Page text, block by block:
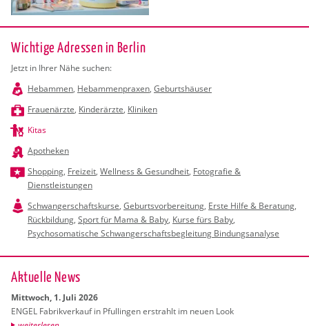
Wichtige Adressen in Berlin
Jetzt in Ihrer Nähe suchen:
Hebammen, Hebammenpraxen, Geburtshäuser
Frauenärzte, Kinderärzte, Kliniken
Kitas
Apotheken
Shopping, Freizeit, Wellness & Gesundheit, Fotografie &
Dienstleistungen
Schwangerschaftskurse, Geburtsvorbereitung, Erste Hilfe & Beratung,
Rückbildung, Sport für Mama & Baby, Kurse fürs Baby,
Psychosomatische Schwangerschaftsbegleitung Bindungsanalyse
Ak­tu­el­le News
Mitt­woch, 1. Juli 2026
ENGEL Fa­brik­ver­kauf in Pful­lin­gen er­strahlt im neuen Look